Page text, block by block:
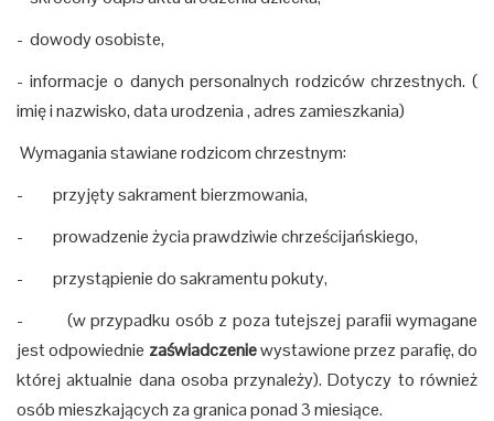
- dowody osobiste,
- informacje o danych personalnych rodziców chrzestnych. (
imię i nazwisko, data urodzenia , adres zamieszkania)
Wymagania stawiane rodzicom chrzestnym:
- przyjęty sakrament bierzmowania,
- prowadzenie życia prawdziwie chrześcijańskiego,
- przystąpienie do sakramentu pokuty,
- (w przypadku osób z poza tutejszej parafii wymagane
jest odpowiednie zaświadczeniewystawione przez parafię, do
której aktualnie dana osoba przynależy). Dotyczy to również
osób mieszkających za granica ponad 3 miesiące.